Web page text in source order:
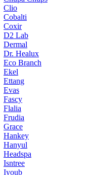
Clio
Cobalti
Coxir
D2 Lab
Dermal
Dr. Healux
Eco Branch
Ekel
Ettang
Evas
Fascy
Flalia
Frudia
Grace
Hankey
Hanyul
Headspa
Isntree
Iyoub